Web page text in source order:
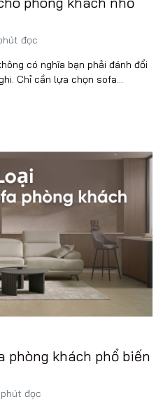
đọc
có nghĩa bạn phải đánh đổi
Chỉ cần lựa chọn sofa...
phòng khách phổ biến
đọc